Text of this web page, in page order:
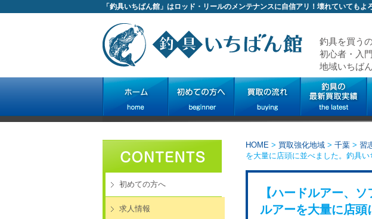
「釣具いちばん館」はロッド・リールのメンテナンスに自信アリ！壊れていてもよ
釣具を買う
初心者・入
地域いちば
HOME > 買取強化地域 > 千葉 > 習
を大量に店頭に並べました。釣具
【ハードルアー、
ルアーを大量に店
初めての方へ
求人情報